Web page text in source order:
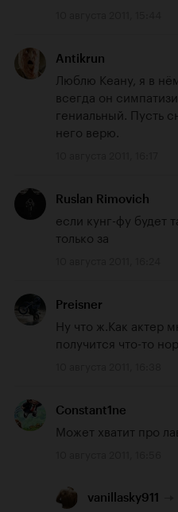
Antikrun
Люблю Кеану, я в
всегда он
гениальный. Пусть
него верю.
Ruslan Rimovich
если кунг-фу будет
только за
Preisner
Ну что ж.Как актер
получится что-то
Constant1ne
Может хватит про
vanillasky911